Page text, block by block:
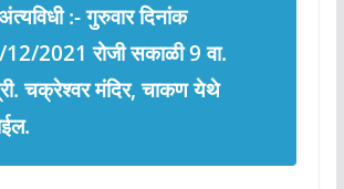
:- गुरुवार दिनांक
2021 रोजी सकाळी 9 वा.
चक्रेश्वर मंदिर, चाकण येथे